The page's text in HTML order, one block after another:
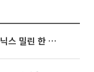
[베스트&워스트] 삼성전자·SK하이닉스 밀린 한 주…상상인증권은 85% 급등